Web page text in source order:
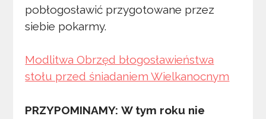
pobłogosławić przygotowane przez
siebie pokarmy.
Modlitwa Obrzęd błogosławieństwa
stołu przed śniadaniem Wielkanocnym
PRZYPOMINAMY: W tym roku nie